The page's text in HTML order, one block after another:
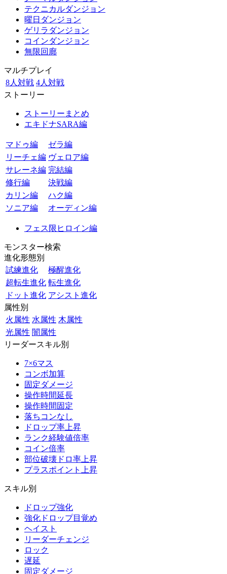
テクニカルダンジョン
曜日ダンジョン
ゲリラダンジョン
コインダンジョン
無限回廊
マルチプレイ
8人対戦 4人対戦
ストーリー
ストーリーまとめ
エキドナSARA編
マドゥ編
ゼラ編
リーチェ編 ヴェロア編
サレーネ編 完結編
修行編
決戦編
カリン編
ハク編
ソニア編
オーディン編
フェス限ヒロイン編
モンスター検索
進化形態別
試練進化
極醒進化
超転生進化 転生進化
ドット進化 アシスト進化
属性別
火属性 水属性 木属性
光属性 闇属性
リーダースキル別
7×6マス
コンボ加算
固定ダメージ
操作時間延長
操作時間固定
落ちコンなし
ドロップ率上昇
ランク経験値倍率
コイン倍率
部位破壊ドロ率上昇
プラスポイント上昇
スキル別
ドロップ強化
強化ドロップ目覚め
ヘイスト
リーダーチェンジ
ロック
遅延
固定ダメージ